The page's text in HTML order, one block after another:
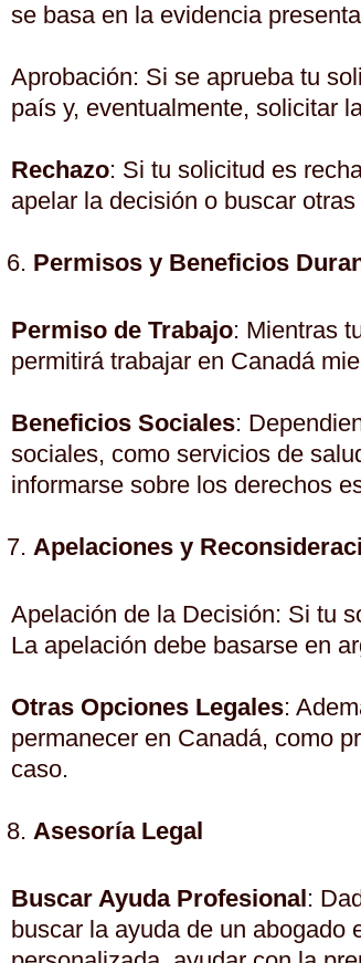
se basa en la evidencia
Aprobación: Si se aprueba tu
país y, eventualmente, solicitar
Rechazo: Si tu solicitud es
apelar la decisión o buscar
Permisos y Beneficios
Permiso de Trabajo: Mientras
permitirá trabajar en Canadá
Beneficios Sociales:
sociales, como servicios de
informarse sobre los derechos
Apelaciones y
Apelación de la Decisión: Si tu
La apelación debe basarse en
Otras Opciones Legales:
permanecer en Canadá, como
caso.
Asesoría Legal
Buscar Ayuda Profesional:
buscar la ayuda de un abogado